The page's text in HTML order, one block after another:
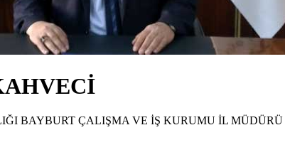
BAYBURT ÇALIŞMA VE İŞ KURUMU İL MÜDÜRÜ